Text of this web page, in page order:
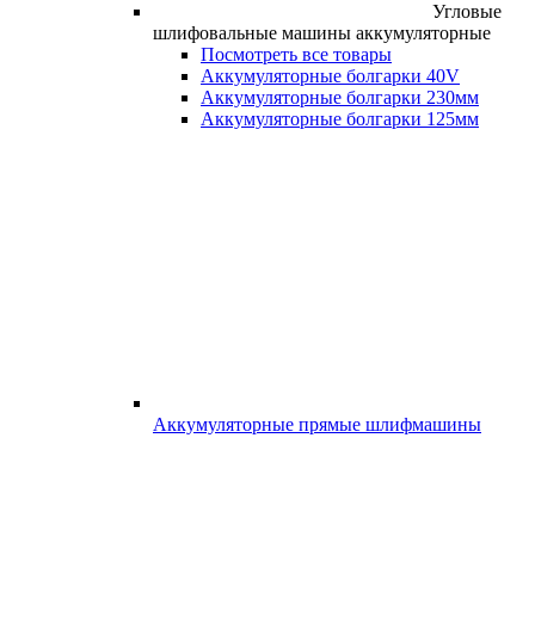
Угловые
шлифовальные машины аккумуляторные
Посмотреть все товары
Аккумуляторные болгарки 40V
Аккумуляторные болгарки 230мм
Аккумуляторные болгарки 125мм
Аккумуляторные прямые шлифмашины